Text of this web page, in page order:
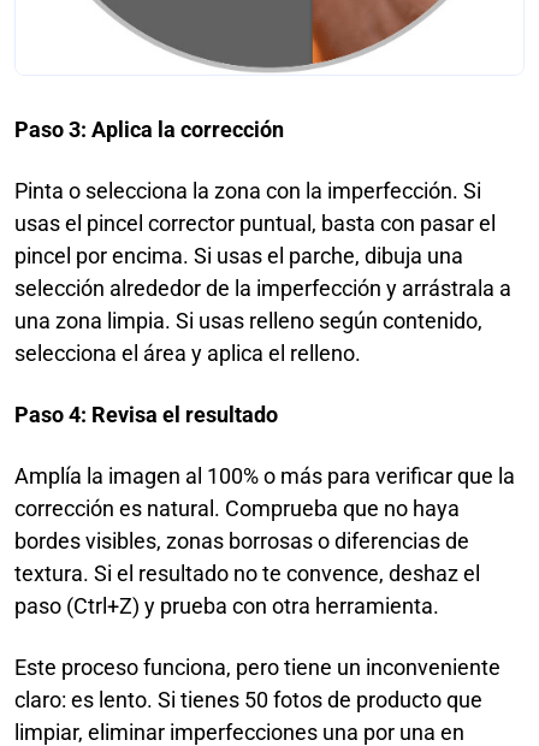
Paso 3: Aplica la corrección
Pinta o selecciona la zona con la imperfección. Si
usas el pincel corrector puntual, basta con pasar el
pincel por encima. Si usas el parche, dibuja una
selección alrededor de la imperfección y arrástrala a
una zona limpia. Si usas relleno según contenido,
selecciona el área y aplica el relleno.
Paso 4: Revisa el resultado
Amplía la imagen al 100% o más para verificar que la
corrección es natural. Comprueba que no haya
bordes visibles, zonas borrosas o diferencias de
textura. Si el resultado no te convence, deshaz el
paso (Ctrl+Z) y prueba con otra herramienta.
Este proceso funciona, pero tiene un inconveniente
claro: es lento. Si tienes 50 fotos de producto que
limpiar, eliminar imperfecciones una por una en